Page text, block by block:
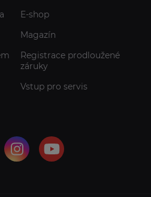
E-shop
Magazín
Registrace prodloužené
záruky
Vstup pro servis